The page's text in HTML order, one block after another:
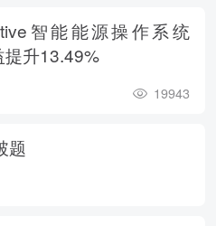
智能能源操作系统
升13.49%
19943
题